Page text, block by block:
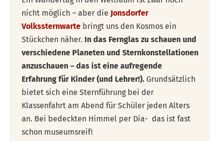
nicht möglich – aber die Jonsdorfer
Volkssternwarte bringt uns den Kosmos ein
Stückchen näher. In das Fernglas zu schauen und
verschiedene Planeten und Sternkonstellationen
anzuschauen – das ist eine aufregende
Erfahrung für Kinder (und Lehrer!). Grundsätzlich
bietet sich eine Sternführung bei der
Klassenfahrt am Abend für Schüler jeden Alters
an. Bei bedeckten Himmel per Dia- das ist fast
schon museumsreif!